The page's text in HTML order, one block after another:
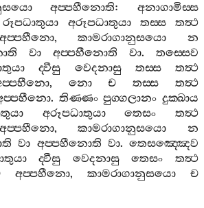
අප‍්පහීනොති:අනාගාමිස‍්ස
රූපධාතුයා අරූපධාතුයා තස‍්ස
තත්‍ථ
අප‍්පහීනො,කාමරාගානුසයො
න
වා අප‍්පහීනොති වා. තස‍්සෙව
ද‍්වීසු වෙදනාසු තස‍්ස
තත්‍ථ
, නො ච තස‍්ස
තත්‍ථ
. තිණ‍්ණං පුග‍්ගලානං දුක‍්ඛාය
අරූපධාතුයා තෙසං
තත්‍ථ
අප‍්පහීනො,කාමරාගානුසයො
න
වා අප‍්පහීනොති වා.තෙසඤ‍්ඤෙව
ද‍්වීසු වෙදනාසු තෙසං
තත්‍ථ
අප‍්පහීනො, කාමරාගානුසයො
ච